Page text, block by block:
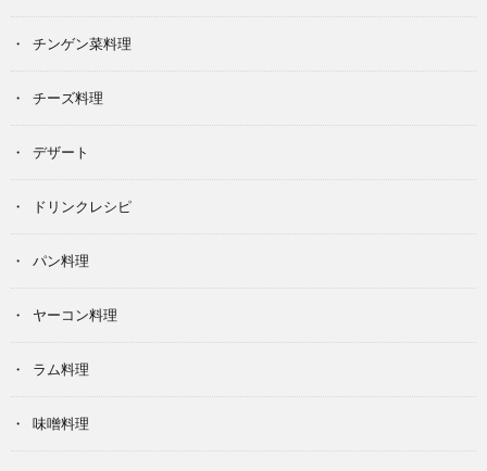
チンゲン菜料理
チーズ料理
デザート
ドリンクレシピ
パン料理
ヤーコン料理
ラム料理
味噌料理